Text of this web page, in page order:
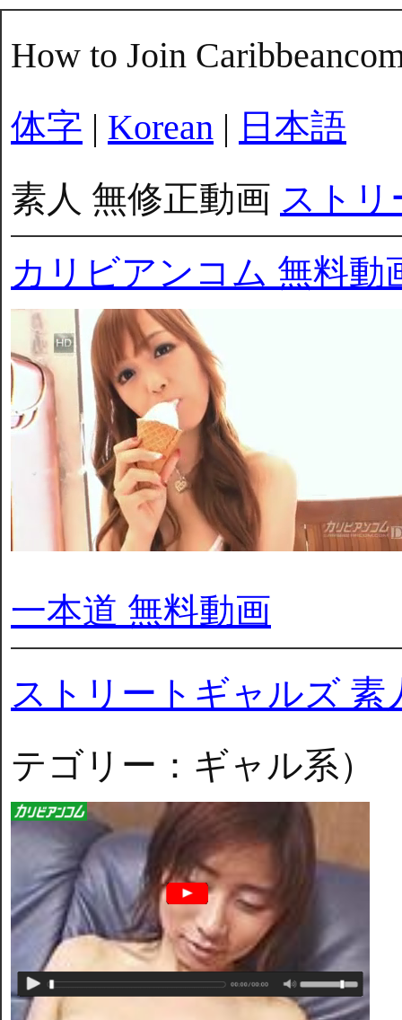
How to Join
体字 | Korean | 日本語
素人 無修正動画 ストリ
カリビアンコム 無料動
一本道 無料動画
ストリートギャルズ 素
テゴリー：ギャル系）